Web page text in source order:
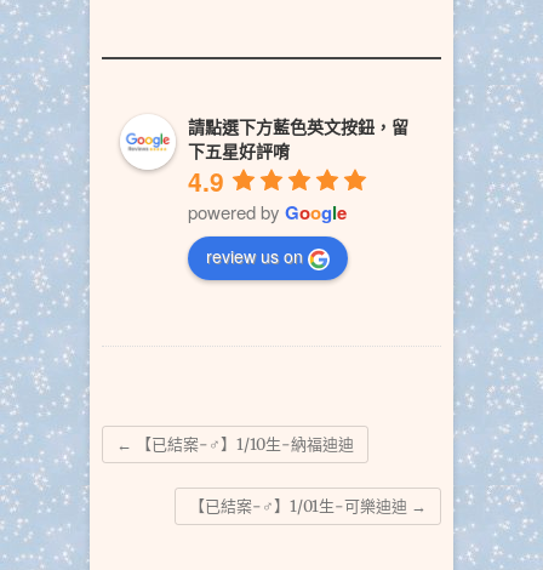
請點選下方藍色英文按鈕，留
下五星好評唷
4.9
powered by Google
review us on
← 【已結案-♂】1/10生-納福迪迪
【已結案-♂】1/01生-可樂迪迪 →